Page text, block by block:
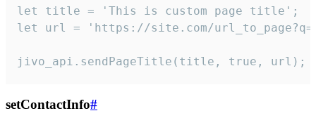
let title = 'This is custom page title';
let url = 'https://site.com/
jivo_api.sendPageTitle(title, true, url);
setContactInfo#